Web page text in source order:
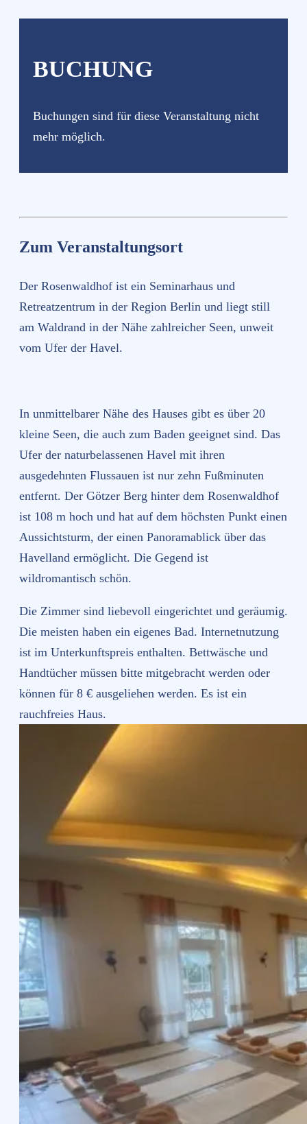
BUCHUNG
Buchungen sind für diese Veranstaltung nicht
mehr möglich.
Zum Veranstaltungsort
Der Rosenwaldhof ist ein Seminarhaus und
Retreatzentrum in der Region Berlin und liegt still
am Waldrand in der Nähe zahlreicher Seen, unweit
vom Ufer der Havel.
In unmittelbarer Nähe des Hauses gibt es über 20
kleine Seen, die auch zum Baden geeignet sind. Das
Ufer der naturbelassenen Havel mit ihren
ausgedehnten Flussauen ist nur zehn Fußminuten
entfernt. Der Götzer Berg hinter dem Rosenwaldhof
ist 108 m hoch und hat auf dem höchsten Punkt einen
Aussichtsturm, der einen Panoramablick über das
Havelland ermöglicht. Die Gegend ist
wildromantisch schön.
Die Zimmer sind liebevoll eingerichtet und geräumig.
Die meisten haben ein eigenes Bad. Internetnutzung
ist im Unterkunftspreis enthalten. Bettwäsche und
Handtücher müssen bitte mitgebracht werden oder
können für 8 € ausgeliehen werden. Es ist ein
rauchfreies Haus.